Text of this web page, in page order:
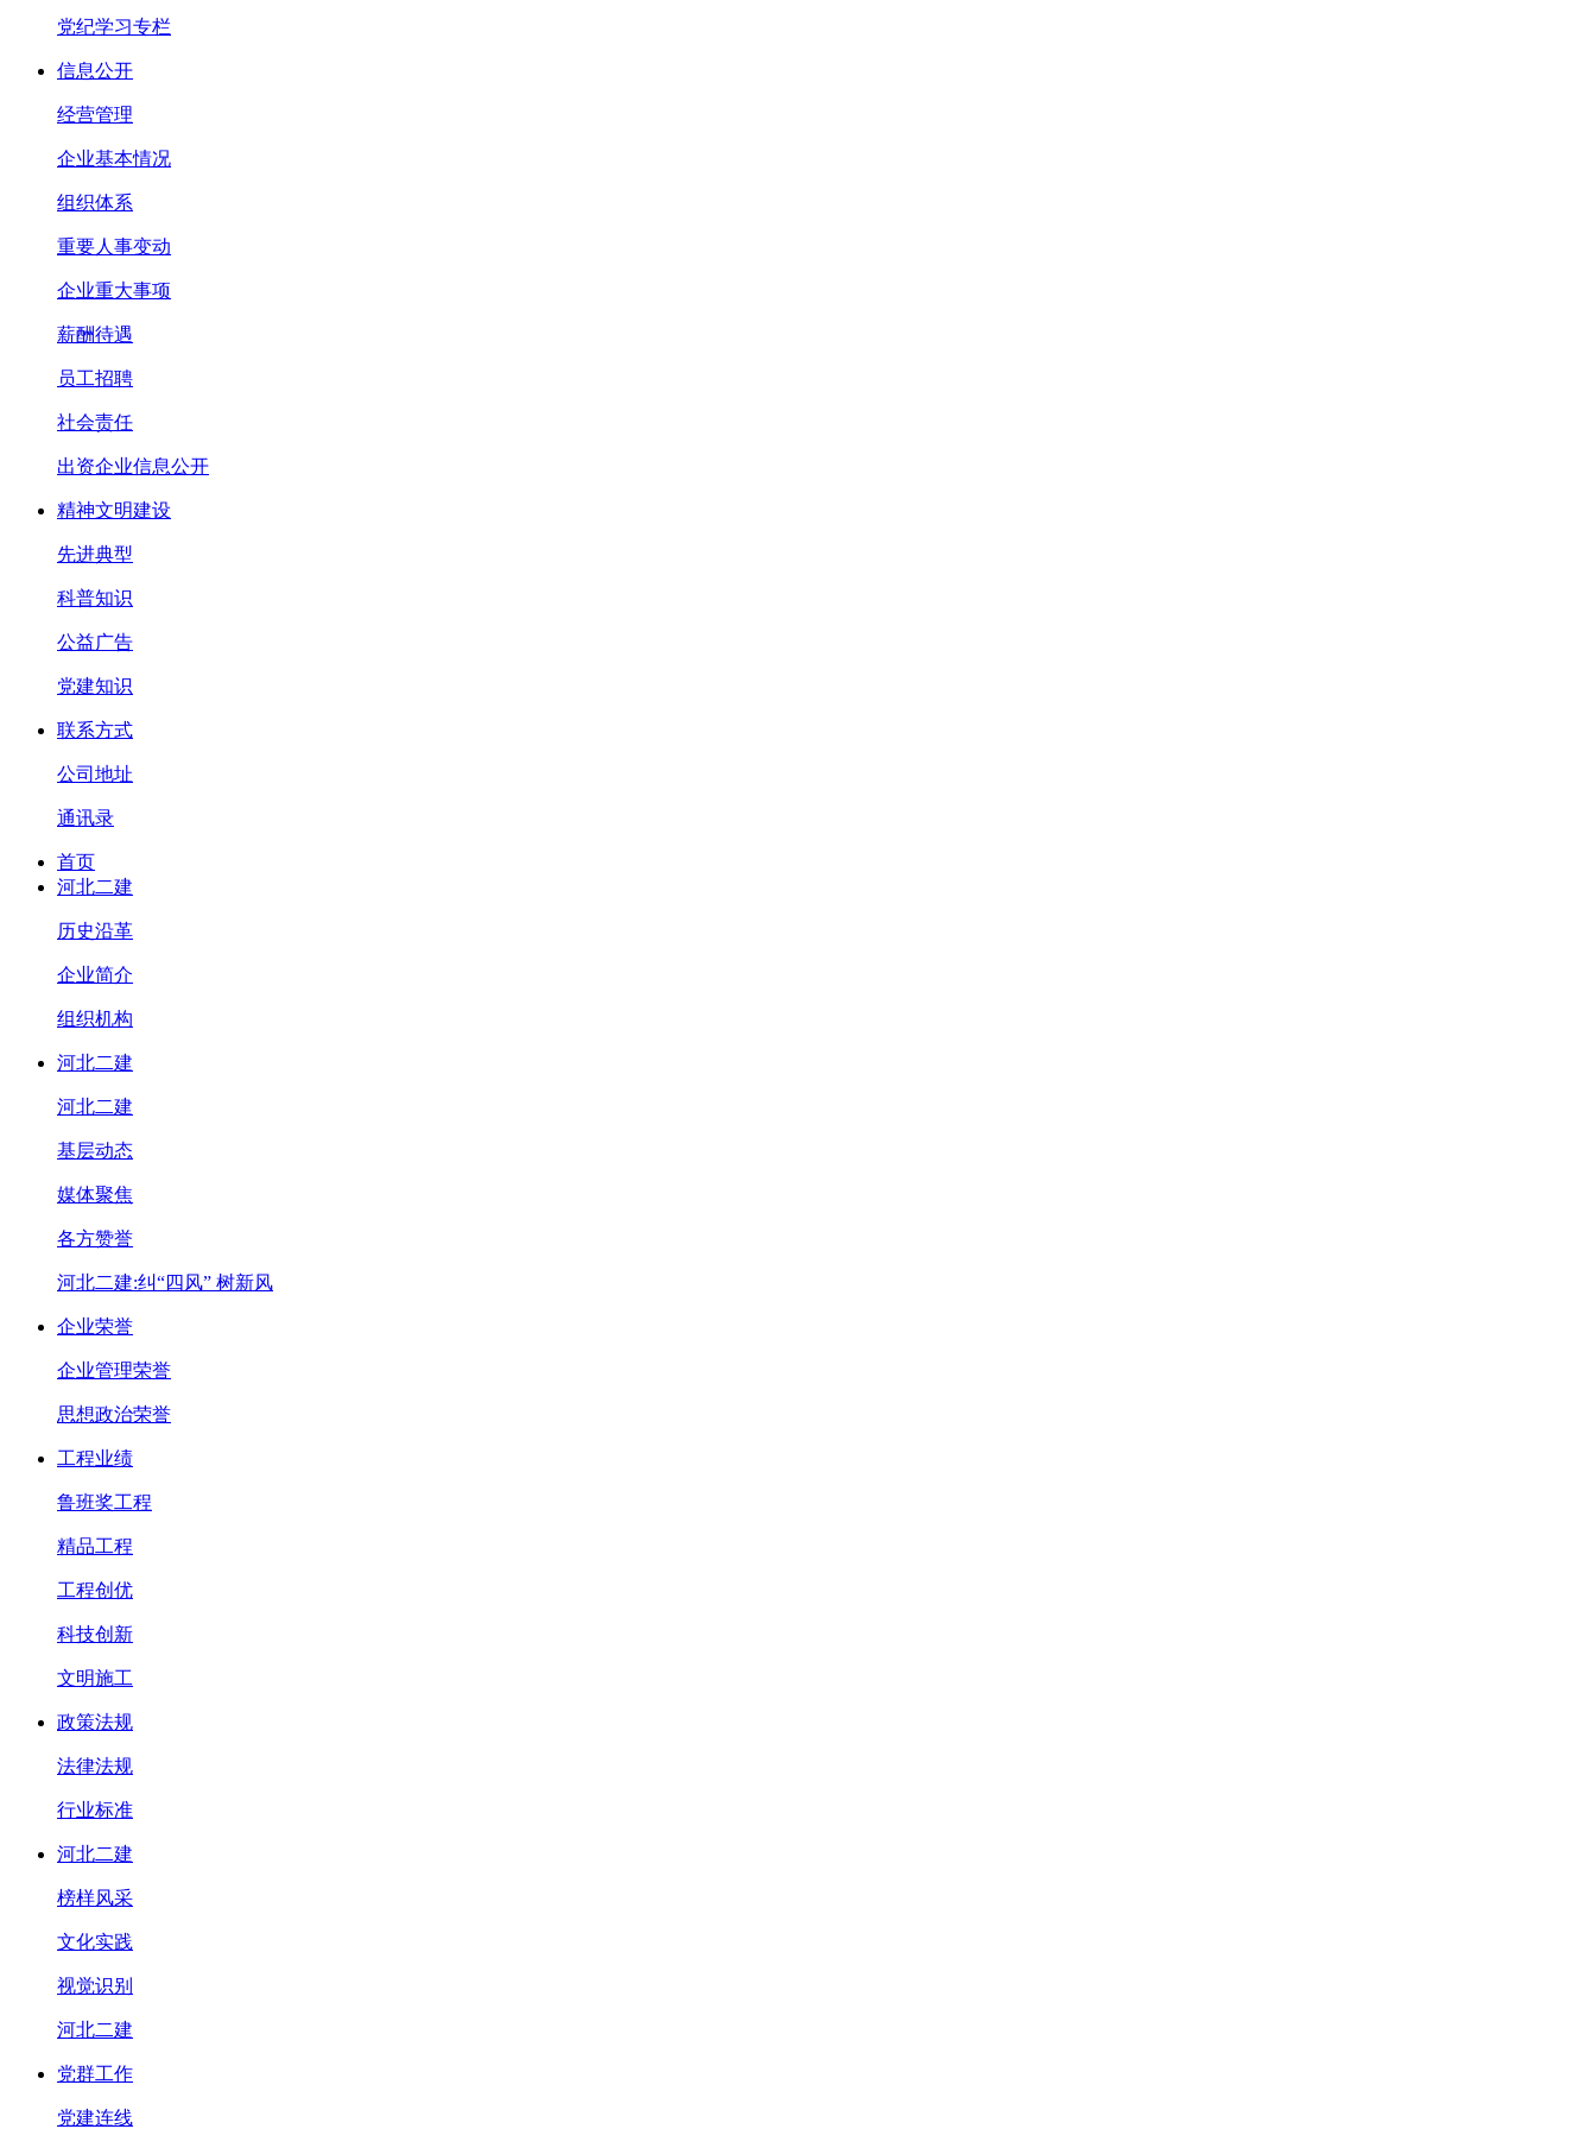
党纪学习专栏
信息公开
经营管理
企业基本情况
组织体系
重要人事变动
企业重大事项
薪酬待遇
员工招聘
社会责任
出资企业信息公开
精神文明建设
先进典型
科普知识
公益广告
党建知识
联系方式
公司地址
通讯录
首页
河北二建
历史沿革
企业简介
组织机构
河北二建
河北二建
基层动态
媒体聚焦
各方赞誉
河北二建:纠“四风” 树新风
企业荣誉
企业管理荣誉
思想政治荣誉
工程业绩
鲁班奖工程
精品工程
工程创优
科技创新
文明施工
政策法规
法律法规
行业标准
河北二建
榜样风采
文化实践
视觉识别
河北二建
党群工作
党建连线